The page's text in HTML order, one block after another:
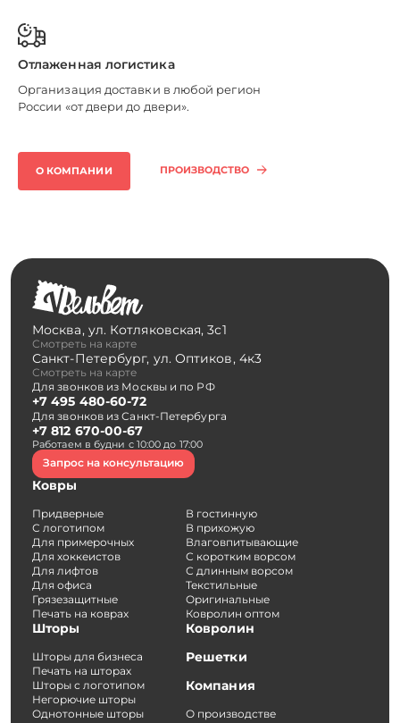
Отлаженная логистика
Организация доставки в любой регион
России «от двери до двери».
О КОМПАНИИ ПРОИЗВОДСТВО
Москва, ул. Котляковская, 3с1
Смотреть на карте
Санкт-Петербург, ул. Оптиков, 4к3
Смотреть на карте
Для звонков из Москвы и по РФ
+7 495 480-60-72
Для звонков из Санкт-Петербурга
+7 812 670-00-67
Работаем в будни с 10:00 до 17:00
Запрос на консультацию
Ковры
Придверные
С логотипом
Для примерочных
Для хоккеистов
Для лифтов
Для офиса
Грязезащитные
Печать на коврах
В гостинную
В прихожую
Влаговпитывающие
С коротким ворсом
С длинным ворсом
Текстильные
Оригинальные
Ковролин оптом
Шторы
Шторы для бизнеса
Печать на шторах
Шторы с логотипом
Негорючие шторы
Однотонные шторы
Ковролин
Решетки
Компания
О производстве